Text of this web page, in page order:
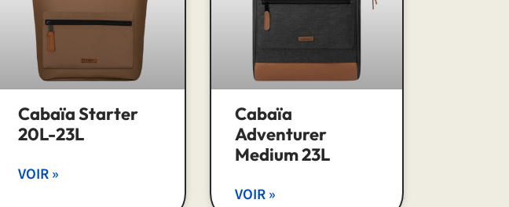
Cabaïa Starter
20L-23L
VOIR »
Cabaïa
Adventurer
Medium 23L
VOIR »